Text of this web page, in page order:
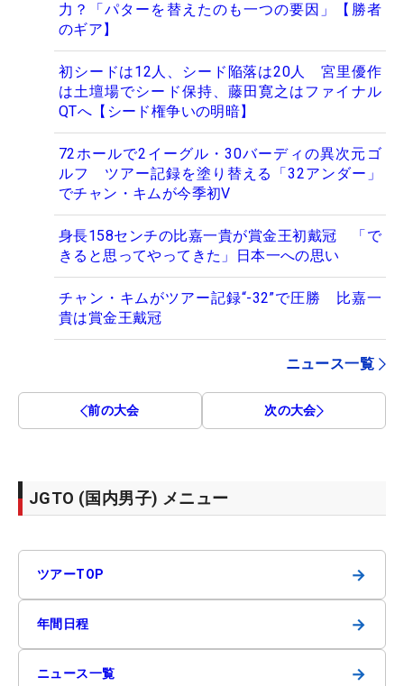
力？「パターを替えたのも一つの要因」【勝者
のギア】
初シードは12人、シード陥落は20人 宮里優作
は土壇場でシード保持、藤田寛之はファイナル
QTへ【シード権争いの明暗】
72ホールで2イーグル・30バーディの異次元ゴ
ルフ ツアー記録を塗り替える「32アンダー」
でチャン・キムが今季初V
身長158センチの比嘉一貴が賞金王初戴冠 「で
きると思ってやってきた」日本一への思い
チャン・キムがツアー記録“-32”で圧勝 比嘉一
貴は賞金王戴冠
ニュース一覧
前の大会 次の大会
JGTO (国内男子) メニュー
ツアーTOP →
年間日程 →
ニュース一覧 →